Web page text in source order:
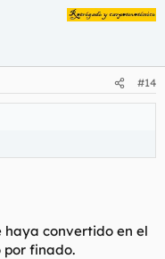
#14
haya convertido en el
por finado.